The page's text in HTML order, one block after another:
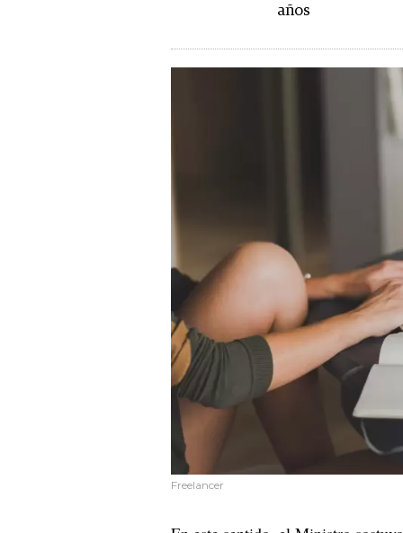
años
Freelancer